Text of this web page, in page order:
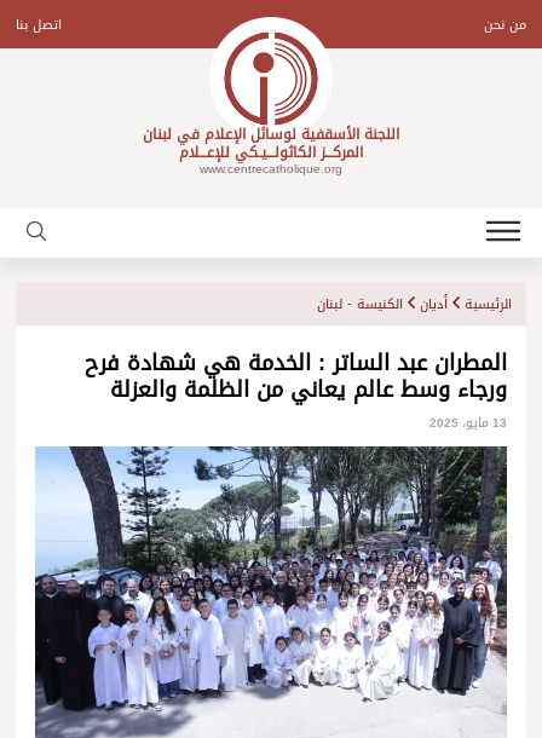
contentمن نحن اتصل بنا
اللجنة الأسقفية لوسائل الإعلام في لبنان
المركـــز الكاثولـــيـكي للإعـــلام
www.centrecatholique.org
الرئيسية أديان الكنيسة - لبنان
المطران عبد الساتر : الخدمة هي شهادة فرح
ورجاء وسط عالم يعاني من الظلمة والعزلة
13 مايو، 2025